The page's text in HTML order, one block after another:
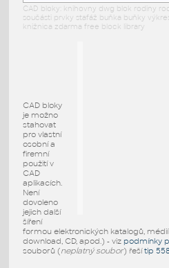
CAD bloky: knihovny dwg blok rodiny
součásti prvky stafáž buňka buňky
knižnica zdarma free block library
CAD bloky
je možno
stahovat
pro vlastní
osobní a
firemní
použití v
CAD
aplikacích.
Není
dovoleno
jejich další
šíření
formou elektronických katalogů,
download, CD, apod.) - viz podmínky
souborů (neplatný soubor) řešítip